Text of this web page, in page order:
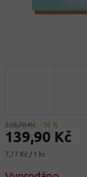
228,70 Kč –38 %
139,90 Kč
Měrná
7,77 Kč / 1 ks